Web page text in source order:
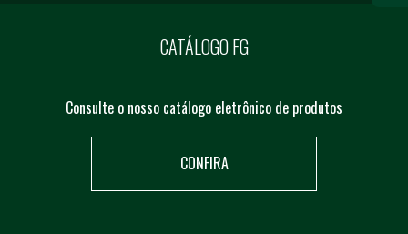
CATÁLOGO FG
Consulte o nosso catálogo eletrônico de produtos
CONFIRA